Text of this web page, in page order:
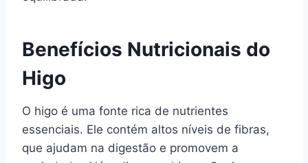
Benefícios Nutricionais do
Higo
O higo é uma fonte rica de nutrientes
essenciais. Ele contém altos níveis de fibras,
que ajudam na digestão e promovem a